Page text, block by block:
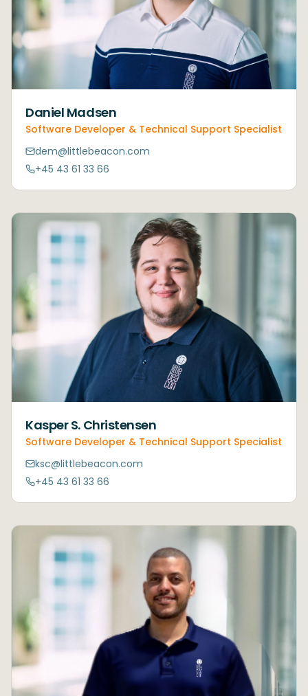
Daniel Madsen
Software Developer & Technical Support Specialist
dem@littlebeacon.com
+45 43 61 33 66
Kasper S. Christensen
Software Developer & Technical Support Specialist
ksc@littlebeacon.com
+45 43 61 33 66